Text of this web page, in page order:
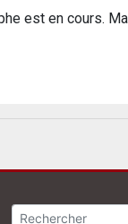
est en cours.